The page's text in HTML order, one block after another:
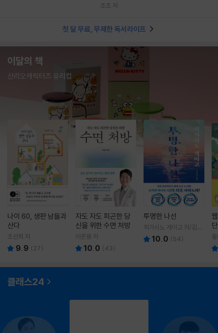
조조 저
첫 달 무료, 무제한 독서라이프
이달의 책
산리오캐릭터즈 유리컵
나이 60, 생판 남들과
산다
조선희 저
9.9 ( 27)
자도 자도 피곤한 당
신을 위한 수면 처방
이준용 저
10.0 (43)
투명한 나선
히가시노 게이고 저/김선
영 역10.0 (54)
클래스24